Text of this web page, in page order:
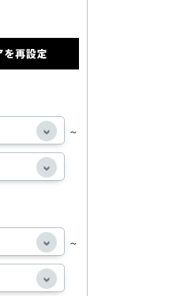
～
～